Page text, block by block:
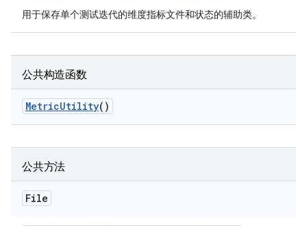
用于保存单个测试迭代的维度指标文件和状态的辅助类。
公共构造函数
MetricUtility()
公共方法
File